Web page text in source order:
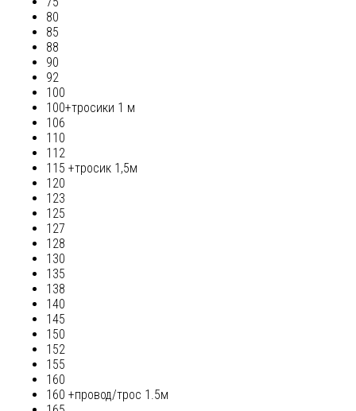
80
85
88
90
92
100
100+тросики 1 м
106
110
112
115 +тросик 1,5м
120
123
125
127
128
130
135
138
140
145
150
152
155
160
160 +провод/трос 1.5м